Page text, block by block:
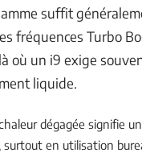
suffit
fréquences Turbo
où un i9 exige
liquide.
dégagée signifie
surtout en utilisation